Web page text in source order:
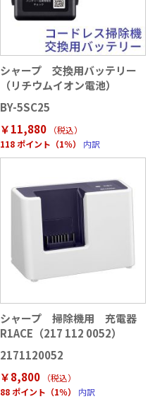
シャープ 交換用バッテリー
（リチウムイオン電池）
BY-5SC25
￥11,880
（税込）
118 ポイント（1％）
内訳
シャープ 掃除機用 充電器
R1ACE（217 112 0052）
2171120052
￥8,800
（税込）
88 ポイント（1％）
内訳